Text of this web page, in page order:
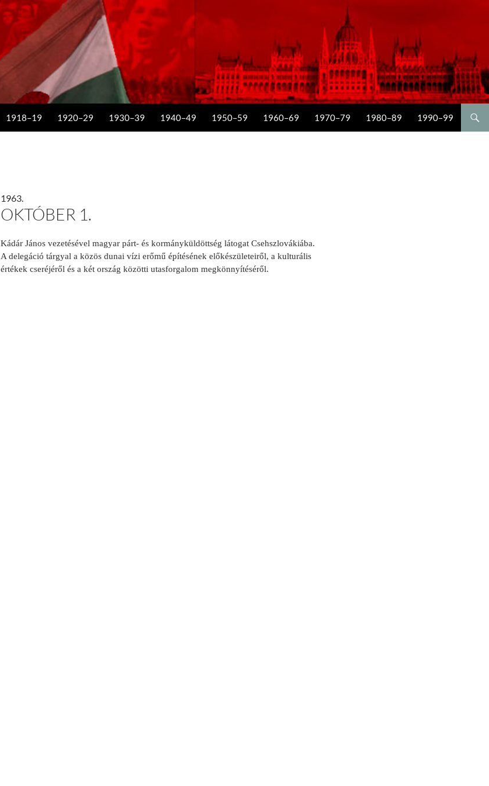
1918–19 1920–29 1930–39 1940–49 1950–59 1960–69 1970–79 1980–89 1990–99
1963.
OKTÓBER 1.
Kádár János vezetésével magyar párt- és kormányküldöttség látogat Csehszlovákiába.
A delegáció tárgyal a közös dunai vízi erőmű építésének előkészületeiről, a kulturális
értékek cseréjéről és a két ország közötti utasforgalom megkönnyítéséről.